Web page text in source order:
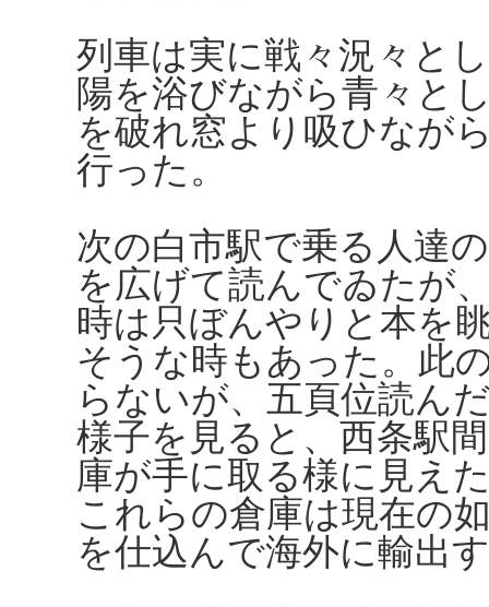
列車は実に戦々況々と
陽を浴びながら青々と
を破れ窓より吸ひなが
行った。
次の白市駅で乗る人達
を広げて読んでゐたが
時は只ぼんやりと本を
そうな時もあった。此
らないが、五頁位読ん
様子を見ると、西条駅
庫が手に取る様に見え
これらの倉庫は現在の
を仕込んで海外に輸出